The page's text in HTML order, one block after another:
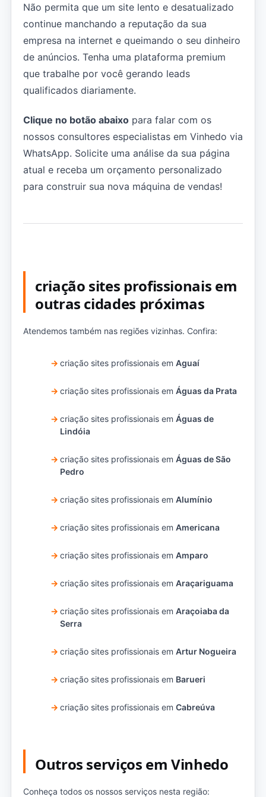
Não permita que um site lento e desatualizado
continue manchando a reputação da sua
empresa na internet e queimando o seu dinheiro
de anúncios. Tenha uma plataforma premium
que trabalhe por você gerando leads
qualificados diariamente.
Clique no botão abaixo para falar com os
nossos consultores especialistas em Vinhedo via
WhatsApp. Solicite uma análise da sua página
atual e receba um orçamento personalizado
para construir sua nova máquina de vendas!
criação sites profissionais em
outras cidades próximas
Atendemos também nas regiões vizinhas. Confira:
criação sites profissionais emAguaí
criação sites profissionais emÁguas da Prata
criação sites profissionais emÁguas de
Lindóia
criação sites profissionais emÁguas de São
Pedro
criação sites profissionais emAlumínio
criação sites profissionais emAmericana
criação sites profissionais emAmparo
criação sites profissionais emAraçariguama
criação sites profissionais emAraçoiaba da
Serra
criação sites profissionais emArtur Nogueira
criação sites profissionais em Barueri
criação sites profissionais emCabreúva
Outros serviços em Vinhedo
Conheça todos os nossos serviços nesta região: